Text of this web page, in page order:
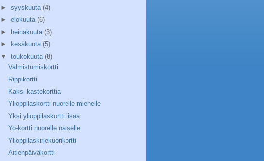
► syyskuuta (4)
► elokuuta (6)
►
heinäkuuta (3)
►
kesäkuuta (5)
▼ toukokuuta (8)
Valmistumiskortti
Rippikortti
Kaksi kastekorttia
Ylioppilaskortti nuorelle miehelle
Yksi ylioppilaskortti lisää
Yo-kortti nuorelle naiselle
Ylioppilaskirjekuorikortti
Äitienpäiväkortti